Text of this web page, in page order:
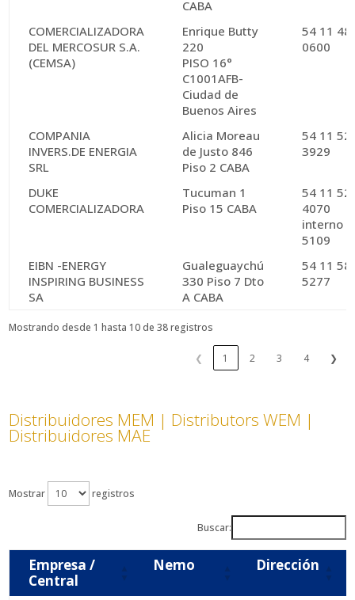
CABA
COMERCIALIZADORA
DEL MERCOSUR S.A.
(CEMSA)
Enrique Butty
220
PISO 16°
C1001AFB-
Ciudad de
Buenos Aires
54 11
0600
COMPANIA
INVERS.DE ENERGIA
SRL
Alicia Moreau
de Justo 846
Piso 2 CABA
54 11
3929
DUKE
COMERCIALIZADORA
Tucuman 1
Piso 15 CABA
54 11
4070
interno
5109
EIBN -ENERGY
INSPIRING BUSINESS
SA
Gualeguaychú
330 Piso 7 Dto
A CABA
54 11
5277
Mostrando desde 1 hasta 10 de 38 registros
❮ 1 2 3 4 ❯
Distribuidores MEM | Distributors WEM |
Distribuidores MAE
Mostrar registros
Buscar:
Empresa /
Central
Nemo Dirección